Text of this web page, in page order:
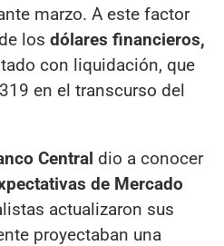
marzo. A este factor
los dólares financieros,
con liquidación, que
en el transcurso del
Central dio a conocer
de Mercado
actualizaron sus
proyectaban una